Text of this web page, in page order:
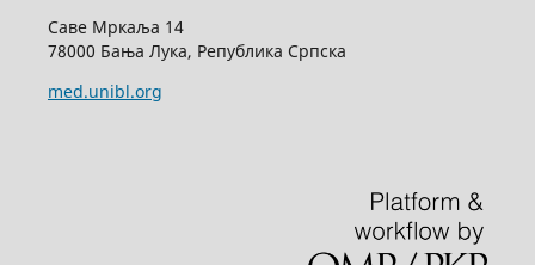
Саве Мркаља 14
78000 Бања Лука, Република Српска
med.unibl.org